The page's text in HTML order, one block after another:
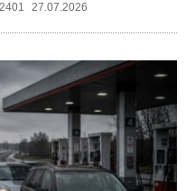
2401 27.07.2026